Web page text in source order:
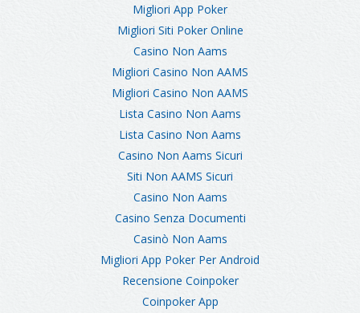
Migliori App Poker
Migliori Siti Poker Online
Casino Non Aams
Migliori Casino Non AAMS
Migliori Casino Non AAMS
Lista Casino Non Aams
Lista Casino Non Aams
Casino Non Aams Sicuri
Siti Non AAMS Sicuri
Casino Non Aams
Casino Senza Documenti
Casinò Non Aams
Migliori App Poker Per Android
Recensione Coinpoker
Coinpoker App